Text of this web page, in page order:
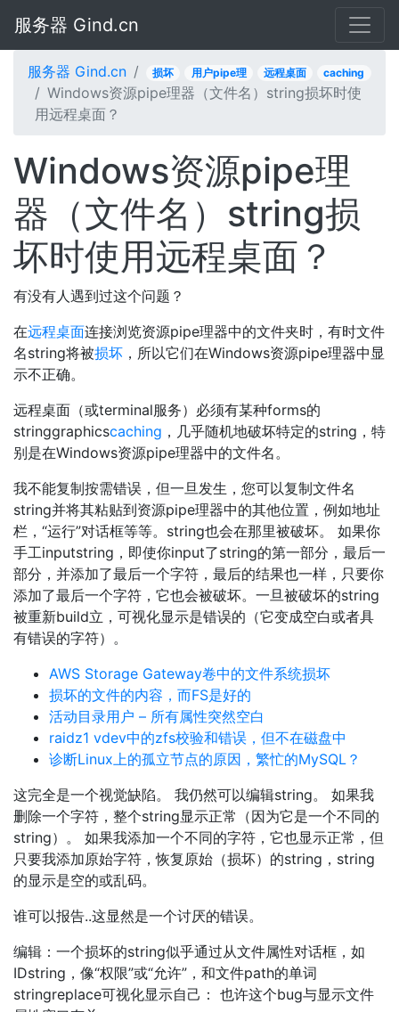
服务器 Gind.cn
服务器 Gind.cn 损坏 用户pipe理 远程桌面 caching
Windows资源pipe理器（文件名）string损坏时使
用远程桌面？
Windows资源pipe理
器（文件名）string损
坏时使用远程桌面？
有没有人遇到过这个问题？
在远程桌面连接浏览资源pipe理器中的文件夹时，有时文件
名string将被损坏 ，所以它们在Windows资源pipe理器中显
示不正确。
远程桌面（或terminal服务）必须有某种forms的
stringgraphicscaching ，几乎随机地破坏特定的string，特
别是在Windows资源pipe理器中的文件名。
我不能复制按需错误，但一旦发生，您可以复制文件名
string并将其粘贴到资源pipe理器中的其他位置，例如地址
栏，“运行”对话框等等。string也会在那里被破坏。 如果你
手工inputstring，即使你input了string的第一部分，最后一
部分，并添加了最后一个字符，最后的结果也一样，只要你
添加了最后一个字符，它也会被破坏。一旦被破坏的string
被重新build立，可视化显示是错误的（它变成空白或者具
有错误的字符）。
AWS Storage Gateway卷中的文件系统损坏
损坏的文件的内容，而FS是好的
活动目录用户 – 所有属性突然空白
raidz1 vdev中的zfs校验和错误，但不在磁盘中
诊断Linux上的孤立节点的原因，繁忙的MySQL？
这完全是一个视觉缺陷。 我仍然可以编辑string。 如果我
删除一个字符，整个string显示正常（因为它是一个不同的
string）。 如果我添加一个不同的字符，它也显示正常，但
只要我添加原始字符，恢复原始（损坏）的string，string
的显示是空的或乱码。
谁可以报告..这显然是一个讨厌的错误。
编辑：一个损坏的string似乎通过从文件属性对话框，如
IDstring，像“权限”或“允许”，和文件path的单词
stringreplace可视化显示自己： 也许这个bug与显示文件